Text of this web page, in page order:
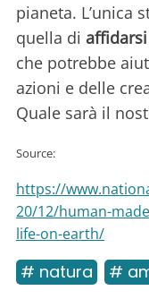
pianeta. L’unica
quella di
che potrebbe
azioni e delle
Quale sarà il
Source:
https://
20/12/human-
life-on-earth/
# natura #